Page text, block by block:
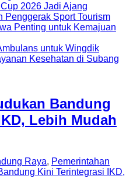
2026 Jadi Ajang
Penggerak Sport Tourism
Penting untuk Kemajuan
untuk Wingdik
Kesehatan di Subang
Bandung
Lebih Mudah
Raya, Pemerintahan